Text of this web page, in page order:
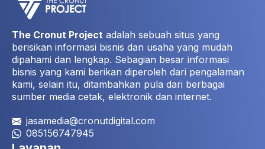
The Cronut Project adalah sebuah situs yang
berisikan informasi bisnis dan usaha yang mudah
dipahami dan lengkap. Sebagian besar informasi
bisnis yang kami berikan diperoleh dari pengalaman
kami, selain itu, ditambahkan pula dari berbagai
sumber media cetak, elektronik dan internet.
jasamedia@cronutdigital.com
085156747945